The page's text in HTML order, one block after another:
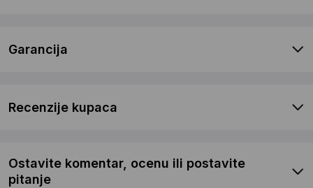
Garancija
Recenzije kupaca
Ostavite komentar, ocenu ili postavite
pitanje